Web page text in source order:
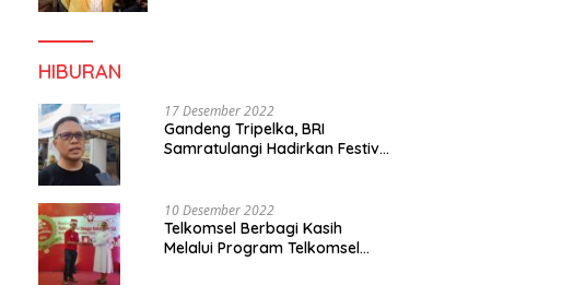
HIBURAN
17 Desember 2022
Gandeng Tripelka, BRI
Samratulangi Hadirkan Festival
10 Desember 2022
Telkomsel Berbagi Kasih
Melalui Program Telkomsel